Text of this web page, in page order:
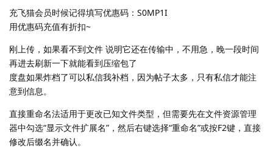
充飞猫会员时候记得填写优惠码：S0MP1I
用优惠码充值有折扣~
刚上传，如果看不到文件 说明它还在传输中，不用急，晚一段时间
再进去刷新一下就能看到压缩包了
度盘如果炸档了可以私信我补档，因为帖子太多，只有私信才能注
意到信息。
直接重命名法适用于更改已知文件类型，但需要先在文件资源管理
器中勾选“显示文件扩展名”，然后右键选择“重命名”或按F2键，直接
修改后缀名并确认。